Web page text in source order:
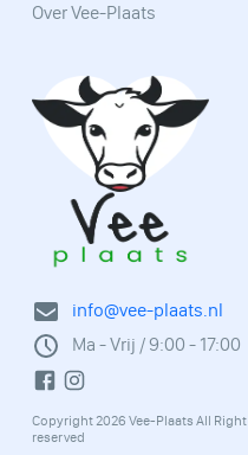
info@vee-plaats.nl
Ma - Vrij / 9:00 - 17:00
Copyright 2026 Vee-Plaats All Right
reserved
Over Vee-Plaats